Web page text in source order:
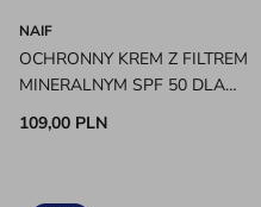
NAIF
OCHRONNY KREM Z FILTREM
MINERALNYM SPF 50 DLA
DZIECI I NIEMOWLĄT 0%
PARFUM NAIF
109,00 PLN